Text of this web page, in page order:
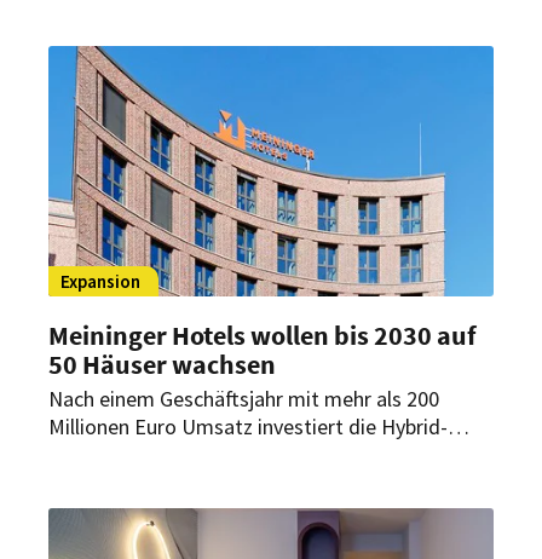
Unternehmens kommen dabei zum Einsatz.
Expansion
Meininger Hotels wollen bis 2030 auf
50 Häuser wachsen
Nach einem Geschäftsjahr mit mehr als 200
Millionen Euro Umsatz investiert die Hybrid-
2030 will das Unternehmen dabei von 36 auf 50
Standorte wachsen.